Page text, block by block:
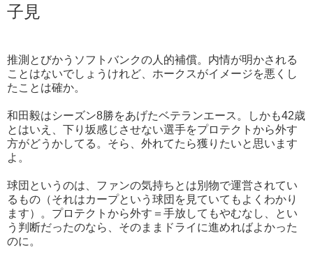
子見
推測とびかうソフトバンクの人的補償。内情が明かされる
ことはないでしょうけれど、ホークスがイメージを悪くし
たことは確か。
和田毅はシーズン8勝をあげたベテランエース。しかも42歳
とはいえ、下り坂感じさせない選手をプロテクトから外す
方がどうかしてる。そら、外れてたら獲りたいと思います
よ。
球団というのは、ファンの気持ちとは別物で運営されてい
るもの（それはカープという球団を見ていてもよくわかり
ます）。プロテクトから外す＝手放してもやむなし、とい
う判断だったのなら、そのままドライに進めればよかった
のに。